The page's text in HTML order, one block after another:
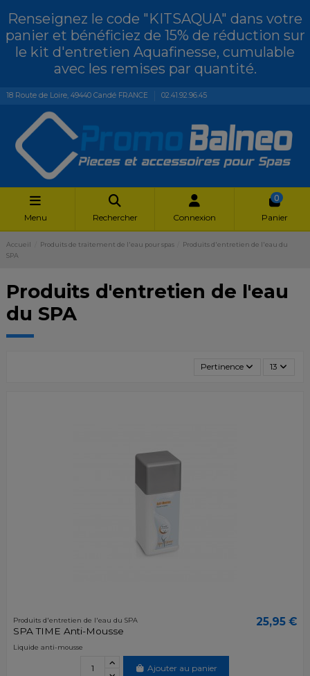
Renseignez le code "KITSAQUA" dans votre
panier et bénéficiez de 15% de réduction sur
le kit d'entretien Aquafinesse, cumulable
avec les remises par quantité.
18 Route de Loire, 49440 Candé FRANCE 02.41.92.96.45
Menu Rechercher Connexion
0
Panier
Accueil Produits de traitement de l'eau pour spas
Produits d'entretien de l'eau du
SPA
Produits d'entretien de l'eau
du SPA
Pertinence 13
Produits d'entretien de l'eau du SPA
SPA TIME Anti-Mousse
25,95 €
Liquide anti-mousse
Ajouter au panier